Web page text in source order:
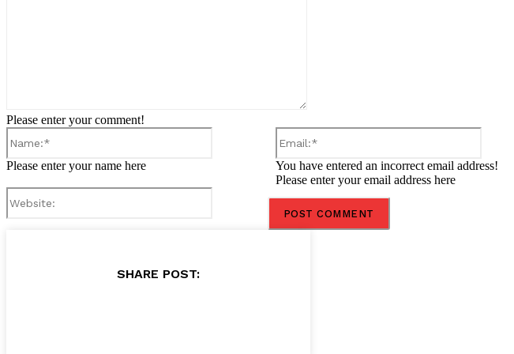
Please enter your comment!
Please enter your name here
Email:*
You have entered an incorrect email address!
Please enter your email address here
SHARE POST: